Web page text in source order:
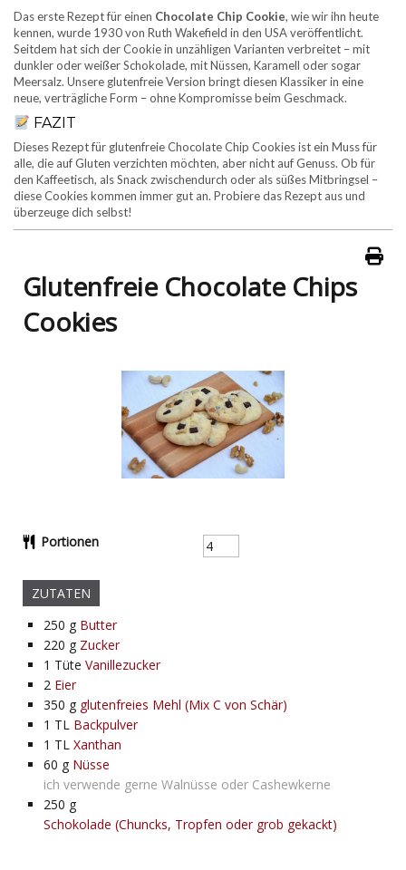
Das erste Rezept für einen Chocolate Chip Cookie, wie wir ihn heute
kennen, wurde 1930 von Ruth Wakefield in den USA veröffentlicht.
Seitdem hat sich der Cookie in unzähligen Varianten verbreitet – mit
dunkler oder weißer Schokolade, mit Nüssen, Karamell oder sogar
Meersalz. Unsere glutenfreie Version bringt diesen Klassiker in eine
neue, verträgliche Form – ohne Kompromisse beim Geschmack.
FAZIT
Dieses Rezept für glutenfreie Chocolate Chip Cookies ist ein Muss für
alle, die auf Gluten verzichten möchten, aber nicht auf Genuss. Ob für
den Kaffeetisch, als Snack zwischendurch oder als süßes Mitbringsel –
diese Cookies kommen immer gut an. Probiere das Rezept aus und
überzeuge dich selbst!
Glutenfreie Chocolate Chips
Cookies
Portionen
ZUTATEN
250 g Butter
220 g Zucker
1 Tüte Vanillezucker
2 Eier
350 g glutenfreies Mehl (Mix C von Schär)
1 TL Backpulver
1 TL Xanthan
60 g Nüsse
ich verwende gerne Walnüsse oder Cashewkerne
250 g
Schokolade (Chuncks, Tropfen oder grob gekackt)